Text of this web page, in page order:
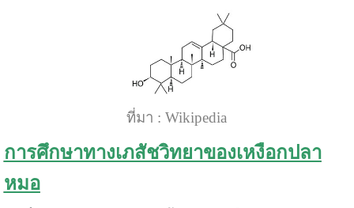
ที่มา : Wikipedia
การศึกษาทางเภสัชวิทยาของเหงือกปลา
หมอ